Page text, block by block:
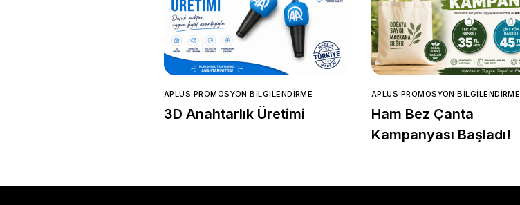
APLUS PROMOSYON BILGILENDIRME
3D Anahtarlık Üretimi
APLUS PROMOSYON BILGILENDIRME
Ham Bez Çanta
Kampanyası Başladı!